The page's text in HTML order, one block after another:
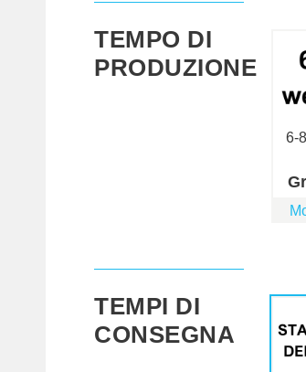
TEMPO DI
PRODUZIONE
6-
TEMPI DI
CONSEGNA